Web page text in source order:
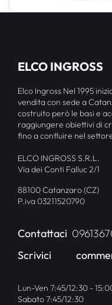
ELCO INGROSS
Elco Ingross Nel 1995
vendita con sede a
costruito però le basi e
raggiungere obiettivi di
fino a confluire nel
ELCO INGROSS S.R.L.
Via dei Conti Falluc 2/1
88100 Catanzaro (CZ)
P.iva 03211520790
Contattaci
Scrivici
Lun-Ven 7:45/12:30 -
Sabato 7:45/12:30